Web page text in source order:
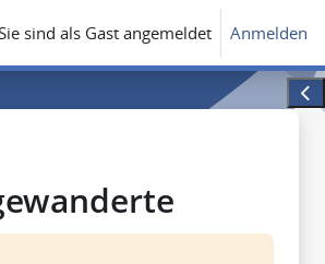
sind als Gast angemeldet Anmelden